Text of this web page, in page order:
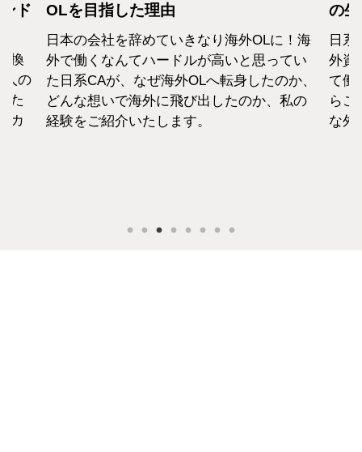
ド
換
人の
た
カ
OLを目指した理由
日本の会社を辞めていきなり海外OLに！海
外で働くなんてハードルが高いと思ってい
た日系CAが、なぜ海外OLへ転身したのか、
どんな想いで海外に飛び出したのか、私の
経験をご紹介いたします。
の
日
外資
て働
らこ
な外